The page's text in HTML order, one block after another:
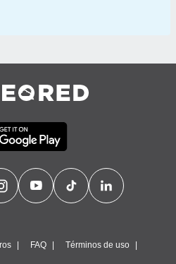
FAQ Términos de uso